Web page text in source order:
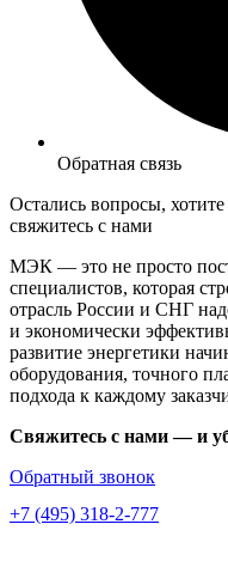
Обратная связь
Остались вопросы,
свяжитесь с нами
МЭК — это не просто
специалистов, которая
отрасль России и СНГ
и экономически
развитие энергетики
оборудования, точного
подхода к каждому
Свяжитесь с нами — и
Обратный звонок
+7 (495) 318-2-777